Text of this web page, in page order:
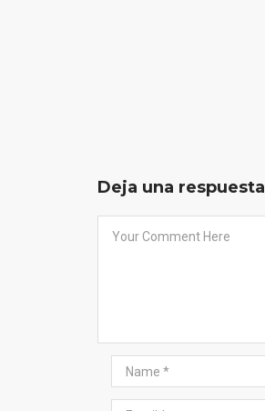
Deja una respuesta